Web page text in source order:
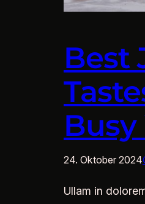
Best
24. Oktober 2024
Ullam in